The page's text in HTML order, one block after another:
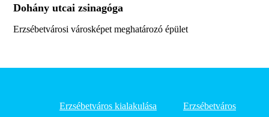
Dohány utcai zsinagóga
Erzsébetvárosi városképet meghatározó épület
Erzsébetváros kialakulása
Erzsébetváros